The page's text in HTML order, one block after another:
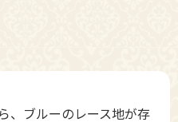
、ブルーのレース地が存